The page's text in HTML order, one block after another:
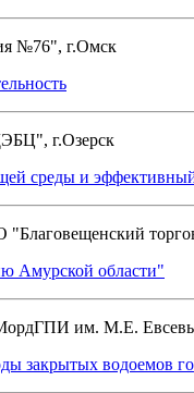
№76", г.Омск
г.Озерск
среды и
Амурской области"
им. М.Е.
закрытых водоемов